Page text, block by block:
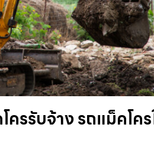
ครรับจ้าง รถแม็คโค